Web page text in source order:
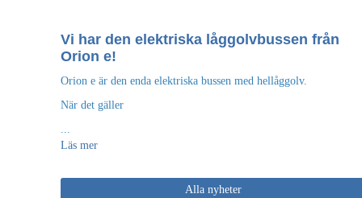
Vi har den elektriska låggolvbussen från
Orion e!
Orion e är den enda elektriska bussen med hellåggolv.
När det gäller
...
Läs mer
Alla nyheter